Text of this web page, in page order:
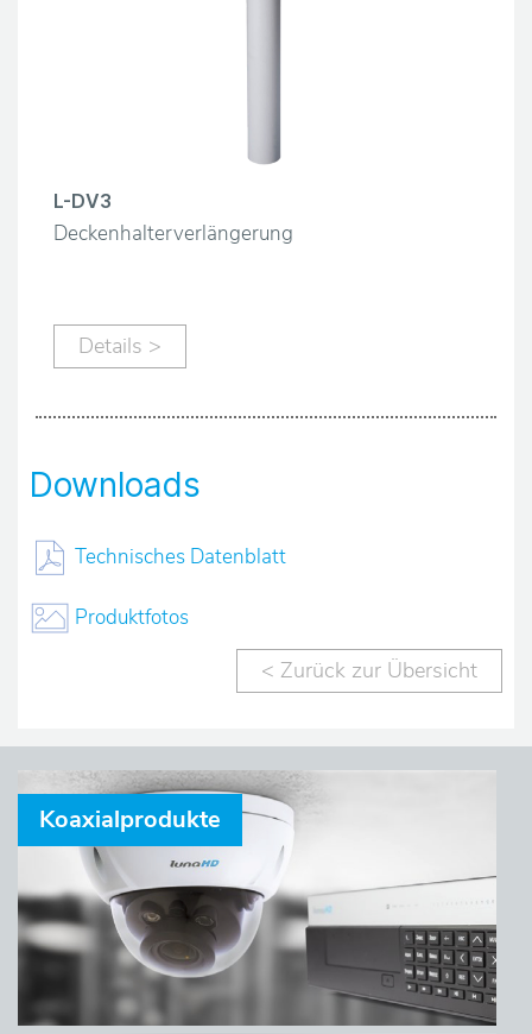
L-DV3
Deckenhalterverlängerung
Details >
Downloads
Technisches Datenblatt
Produktfotos
< Zurück zur Übersicht
Koaxialprodukte